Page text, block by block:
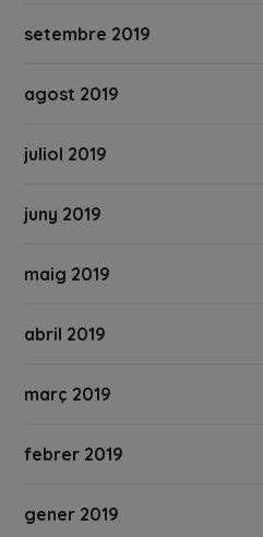
setembre 2019
agost 2019
juliol 2019
juny 2019
maig 2019
abril 2019
març 2019
febrer 2019
gener 2019